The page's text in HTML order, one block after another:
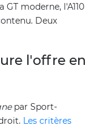
moderne, l'A110
Deux
l'offre en
par Sport-
Les critères